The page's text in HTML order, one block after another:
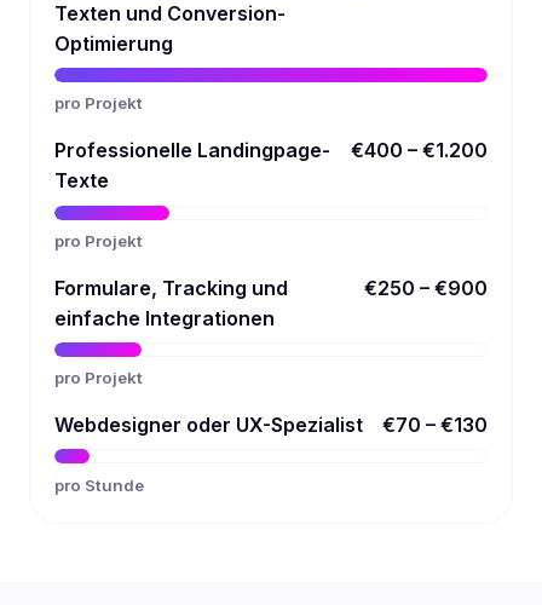
Texten und Conversion-
Optimierung
pro Projekt
Professionelle Landingpage-
Texte
€400 – €1.200
pro Projekt
Formulare, Tracking und
einfache Integrationen
€250 – €900
pro Projekt
Webdesigner oder UX-Spezialist €70 – €130
pro Stunde